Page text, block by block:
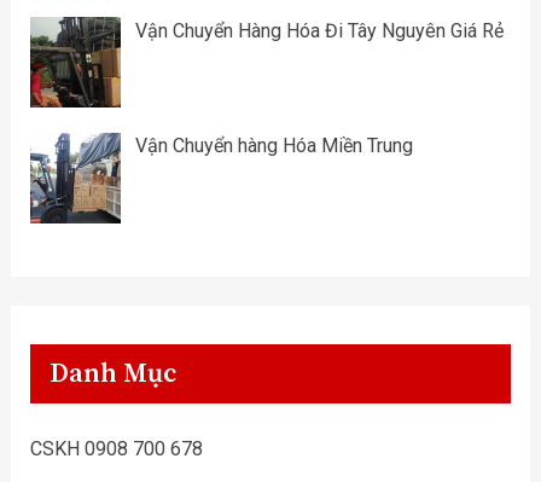
Vận Chuyển Hàng Hóa Đi Tây Nguyên Giá Rẻ
Vận Chuyển hàng Hóa Miền Trung
Danh Mục
CSKH 0908 700 678